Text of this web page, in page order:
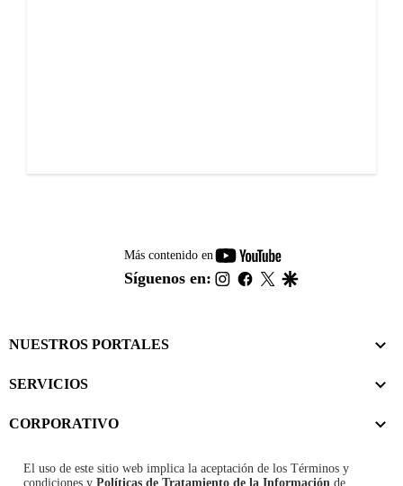
Más contenido en
youtube-
footer
Síguenos en: instagram
facebook
twitter
NUESTROS PORTALES
SERVICIOS
CORPORATIVO
El uso de este sitio web implica la aceptación de los Términos y
condiciones y Políticas de Tratamiento de la Información de